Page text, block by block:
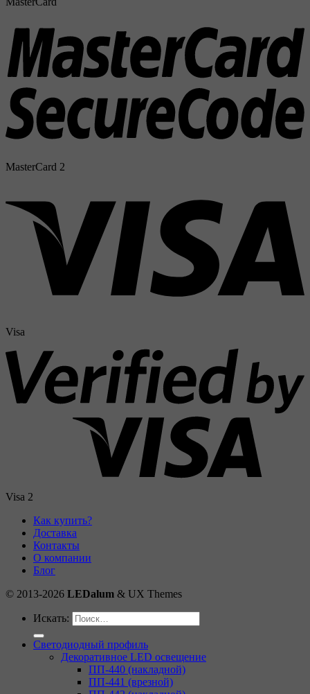
MasterCard 2
Visa
Visa 2
Как купить?
Доставка
Контакты
О компании
Блог
© 2013-2026 LEDalum & UX Themes
Искать:
Светодиодный профиль
Декоративное LED освещение
ПП-440 (накладной)
ПП-441 (врезной)